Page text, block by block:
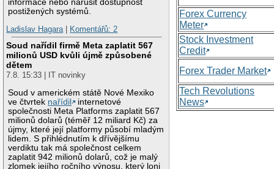
informace nebo narušit dostupnost
postižených systémů.
Ladislav Hagara| Komentářů: 2
Soud nařídil firmě Meta zaplatit 567
milionů USD kvůli újmě způsobené
dětem
7.8. 15:33 | IT novinky
Soud v americkém státě Nové Mexiko
ve čtvrtek nařídil
internetové
společnosti Meta Platforms zaplatit 567
milionů dolarů (téměř 12 miliard Kč) za
újmy, které její platformy působí mladým
lidem. S přihlédnutím k dřívějšímu
verdiktu tak má společnost celkem
zaplatit 942 milionů dolarů, což je malý
zlomek jejího ročního výnosu, který loni
Forex Currency
Meter
Stock Investment
Credit
Forex Trader Market
Tech Revolutions
News